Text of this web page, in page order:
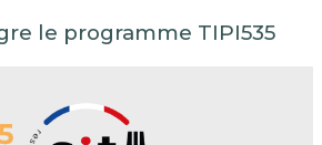
le programme TIPI535